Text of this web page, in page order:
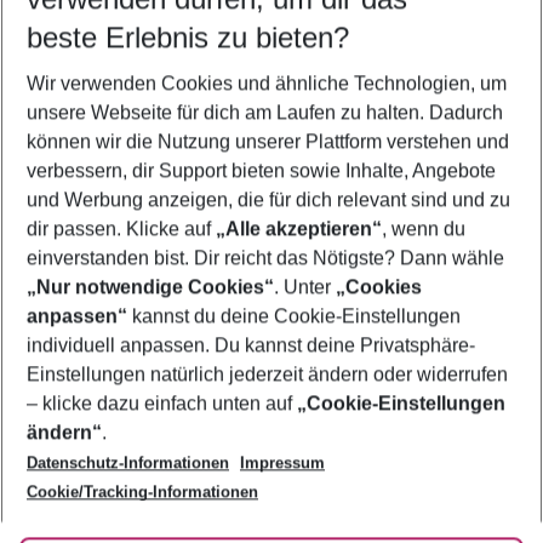
5-8 Nächte
2 Erwachsene Keine Kinder
Mehr Filter anzeigen
Footer
Footer navigation
Über uns
AGB
Bestpreisgarantie
Cookie-Einstellungen ändern
Cookie-Richtlinie
Agenturbetreuung
Barrierefreies Reisen
Folge uns
beste Erlebnis zu bieten?
Wir verwenden Cookies und ähnliche Technologien, um
unsere Webseite für dich am Laufen zu halten. Dadurch
können wir die Nutzung unserer Plattform verstehen und
verbessern, dir Support bieten sowie Inhalte, Angebote
und Werbung anzeigen, die für dich relevant sind und zu
dir passen. Klicke auf „Alle akzeptieren“, wenn du
einverstanden bist. Dir reicht das Nötigste? Dann wähle
„Nur notwendige Cookies“. Unter „Cookies
anpassen“ kannst du deine Cookie-Einstellungen
individuell anpassen. Du kannst deine Privatsphäre-
Einstellungen natürlich jederzeit ändern oder widerrufen
– klicke dazu einfach unten auf „Cookie-Einstellungen
ändern“.
Datenschutz-Informationen
Impressum
Cookie/Tracking-Informationen